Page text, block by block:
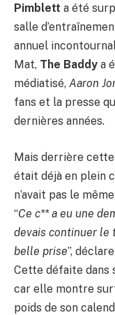
Pimblett a été
salle
annuel
Mat, The Baddy a
médiatisé, Aaron
fans et la presse
dernières années.
Mais derrière
était déjà en plein
n’avait pas le
“Ce c** a eu une
devais continuer le
belle prise”,
Cette défaite dans
car elle montre
poids de son